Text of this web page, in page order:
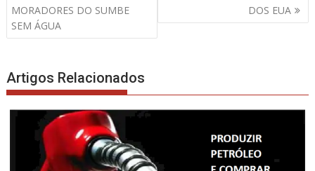
de
artigos
MORADORES DO SUMBE
SEM ÁGUA
DOS EUA
Artigos Relacionados